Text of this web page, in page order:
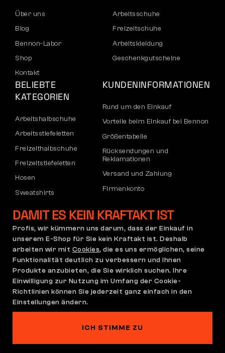
Über uns
Blog
Bennon-Labor
Shop
Kontakt
Arbeitsschuhe
Freizeitschuhe
Arbeitskleidung
Geschenkgutscheine
BELIEBTE
KATEGORIEN
Arbeitshalbschuhe
Arbeitsstiefeletten
Freizeithalbschuhe
Freizeitstiefeletten
Hosen
Sweatshirts
KUNDENINFORMATIONEN
Rund um den Einkauf
Vorteile beim Einkauf bei Bennon
Größentabelle
Rücksendungen und
Reklamationen
Versand und Zahlung
Firmenkonto
Reklamation und Garantie
Allgemeine
Geschäftsbedingungen
(AGB)
Reklamationsrichtlinie
Cookie-Einstellungen Datenschutzerklärung
DAMIT ES KEIN KRAFTAKT IST
Profis, wir kümmern uns darum, dass der Einkauf in
unserem E-Shop für Sie kein Kraftakt ist. Deshalb
arbeiten wir mit Cookies, die es uns ermöglichen, seine
Funktionalität deutlich zu verbessern und Ihnen
Produkte anzubieten, die Sie wirklich suchen. Ihre
Einwilligung zur Nutzung im Umfang der Cookie-
Richtlinien können Sie jederzeit ganz einfach in den
Einstellungen ändern.
ICH STIMME ZU